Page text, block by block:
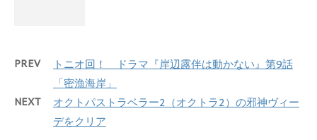
PREV
トニオ回！ ドラマ『岸辺露伴は動かない』第9話
「密漁海岸」
NEXT
オクトパストラベラー2（オクトラ2）の邪神ヴィー
デをクリア